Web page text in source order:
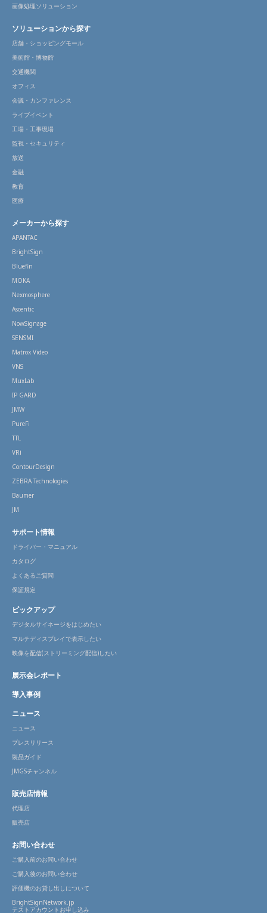
画像処理ソリューション
ソリューションから探す
店舗・ショッピングモール
美術館・博物館
交通機関
オフィス
会議・カンファレンス
ライブイベント
工場・工事現場
監視・セキュリティ
放送
金融
教育
医療
メーカーから探す
APANTAC
BrightSign
Bluefin
MOKA
Nexmosphere
Ascentic
NowSignage
SENSMI
Matrox Video
VNS
MuxLab
IP GARD
JMW
PureFi
TTL
VRi
ContourDesign
ZEBRA Technologies
Baumer
JM
サポート情報
ドライバー・マニュアル
カタログ
よくあるご質問
保証規定
ピックアップ
デジタルサイネージをはじめたい
マルチディスプレイで表示したい
映像を配信(ストリーミング配信)したい
展示会レポート
導入事例
ニュース
ニュース
プレスリリース
製品ガイド
JMGSチャンネル
販売店情報
代理店
販売店
お問い合わせ
ご購入前のお問い合わせ
ご購入後のお問い合わせ
評価機のお貸し出しについて
BrightSignNetwork.jp
テストアカウントお申し込み